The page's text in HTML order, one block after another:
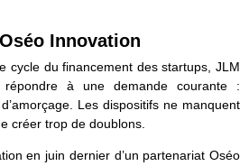
Innovation
cycle du financement des startups, JLM
à une demande courante :
Les dispositifs ne manquent
créer trop de doublons.
en juin dernier d’un partenariat Oséo